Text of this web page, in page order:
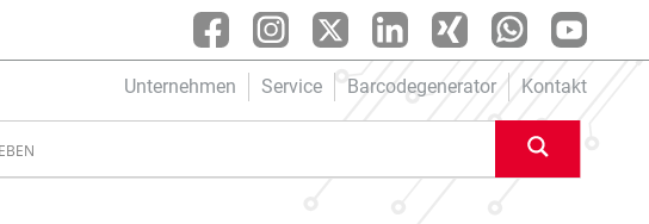
Unternehmen Service Barcodegenerator Kontakt